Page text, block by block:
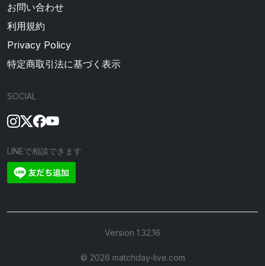
お問い合わせ
利用規約
Privacy Policy
特定商取引法に基づく表示
SOCIAL
LINEで相談できます
Version 1.32.16
©︎ 2026 matchday-live.com